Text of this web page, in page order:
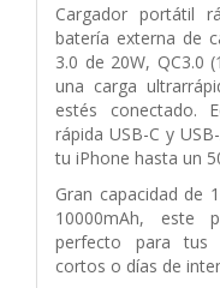
Cargador portátil
batería externa de
3.0 de 20W, QC3.0
una carga
estés conectado.
rápida USB-C y
tu iPhone hasta un
Gran capacidad de
10000mAh, este
perfecto para tus
cortos o días de